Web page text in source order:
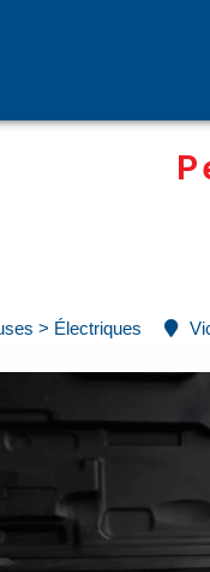
> Électriques